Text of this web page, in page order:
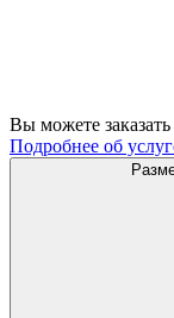
Вы можете
Подробнее об